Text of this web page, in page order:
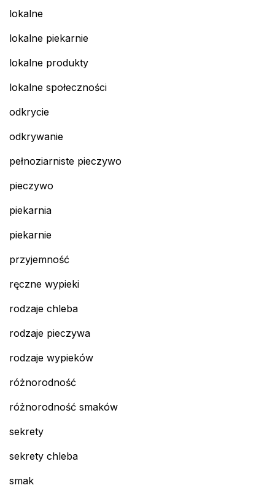
lokalne
lokalne piekarnie
lokalne produkty
lokalne społeczności
odkrycie
odkrywanie
pełnoziarniste pieczywo
pieczywo
piekarnia
piekarnie
przyjemność
ręczne wypieki
rodzaje chleba
rodzaje pieczywa
rodzaje wypieków
różnorodność
różnorodność smaków
sekrety
sekrety chleba
smak